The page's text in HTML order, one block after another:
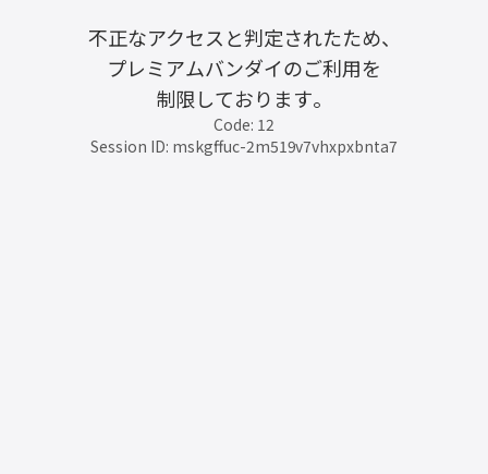
不正なアクセスと判定されたため、
プレミアムバンダイのご利用を
制限しております。
Code: 12
Session ID: mskgffuc-2m519v7vhxpxbnta7